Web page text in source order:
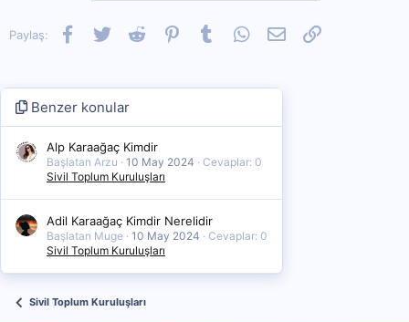
Paylaş: Facebook
TwitterReddit PinterestTumblrWhatsApp
E-postaLink
Benzer konular
Alp Karaağaç Kimdir
Başlatan Arzu 10 May 2024
Cevaplar: 0
Sivil Toplum Kuruluşları
Adil Karaağaç Kimdir Nerelidir
Başlatan Muge 10 May 2024
Cevaplar: 0
Sivil Toplum Kuruluşları
Sivil Toplum Kuruluşları